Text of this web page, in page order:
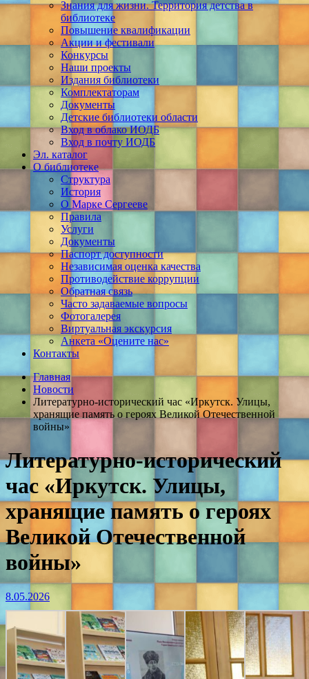
Знания для жизни. Территория детства в
библиотеке
Повышение квалификации
Акции и фестивали
Конкурсы
Наши проекты
Издания библиотеки
Комплектаторам
Документы
Детские библиотеки области
Вход в облако ИОДБ
Вход в почту ИОДБ
Эл. каталог
О библиотеке
Структура
История
О Марке Сергееве
Правила
Услуги
Документы
Паспорт доступности
Независимая оценка качества
Противодействие коррупции
Обратная связь
Часто задаваемые вопросы
Фотогалерея
Виртуальная экскурсия
Анкета «Оцените нас»
Контакты
Главная
Новости
Литературно-исторический час «Иркутск. Улицы,
хранящие память о героях Великой Отечественной
войны»
Литературно-исторический
час «Иркутск. Улицы,
хранящие память о героях
Великой Отечественной
войны»
8.05.2026